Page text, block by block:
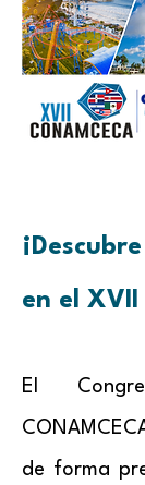
en el XVII
El
de forma